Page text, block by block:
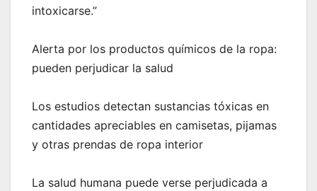
intoxicarse.”
Alerta por los productos químicos de la ropa:
pueden perjudicar la salud
Los estudios detectan sustancias tóxicas en
cantidades apreciables en camisetas, pijamas
y otras prendas de ropa interior
La salud humana puede verse perjudicada a